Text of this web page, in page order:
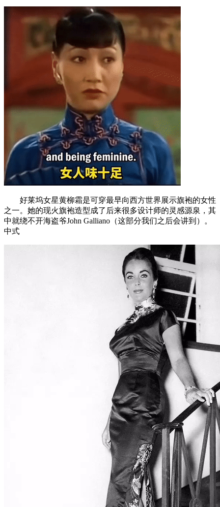
好莱坞女星黄柳霜是可穿最早向西方世界展示旗袍的女性
之一。她的现火旗袍造型成了后来很多设计师的灵感源泉，其
中就绕不开海盗爷John Galliano（这部分我们之后会讲到）。
中式